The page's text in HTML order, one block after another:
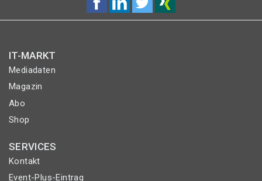
IT-MARKT
Mediadaten
Magazin
Abo
Shop
SERVICES
Kontakt
Event-Plus-Eintrag